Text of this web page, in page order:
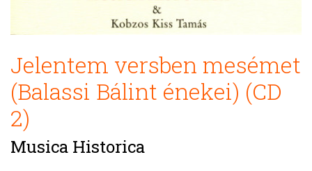
Jelentem versben mesémet
(Balassi Bálint énekei) (CD
2)
Musica Historica